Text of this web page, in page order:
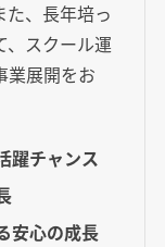
た、長年培っ
、スクール運
業展開をお
躍チャンス
安心の成長